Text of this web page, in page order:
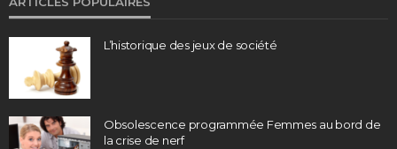
L’historique des jeux de société
Obsolescence programmée Femmes au bord de
la crise de nerf